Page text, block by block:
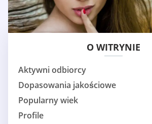
O WITRYNIE
Aktywni odbiorcy
Dopasowania jakościowe
Popularny wiek
Profile